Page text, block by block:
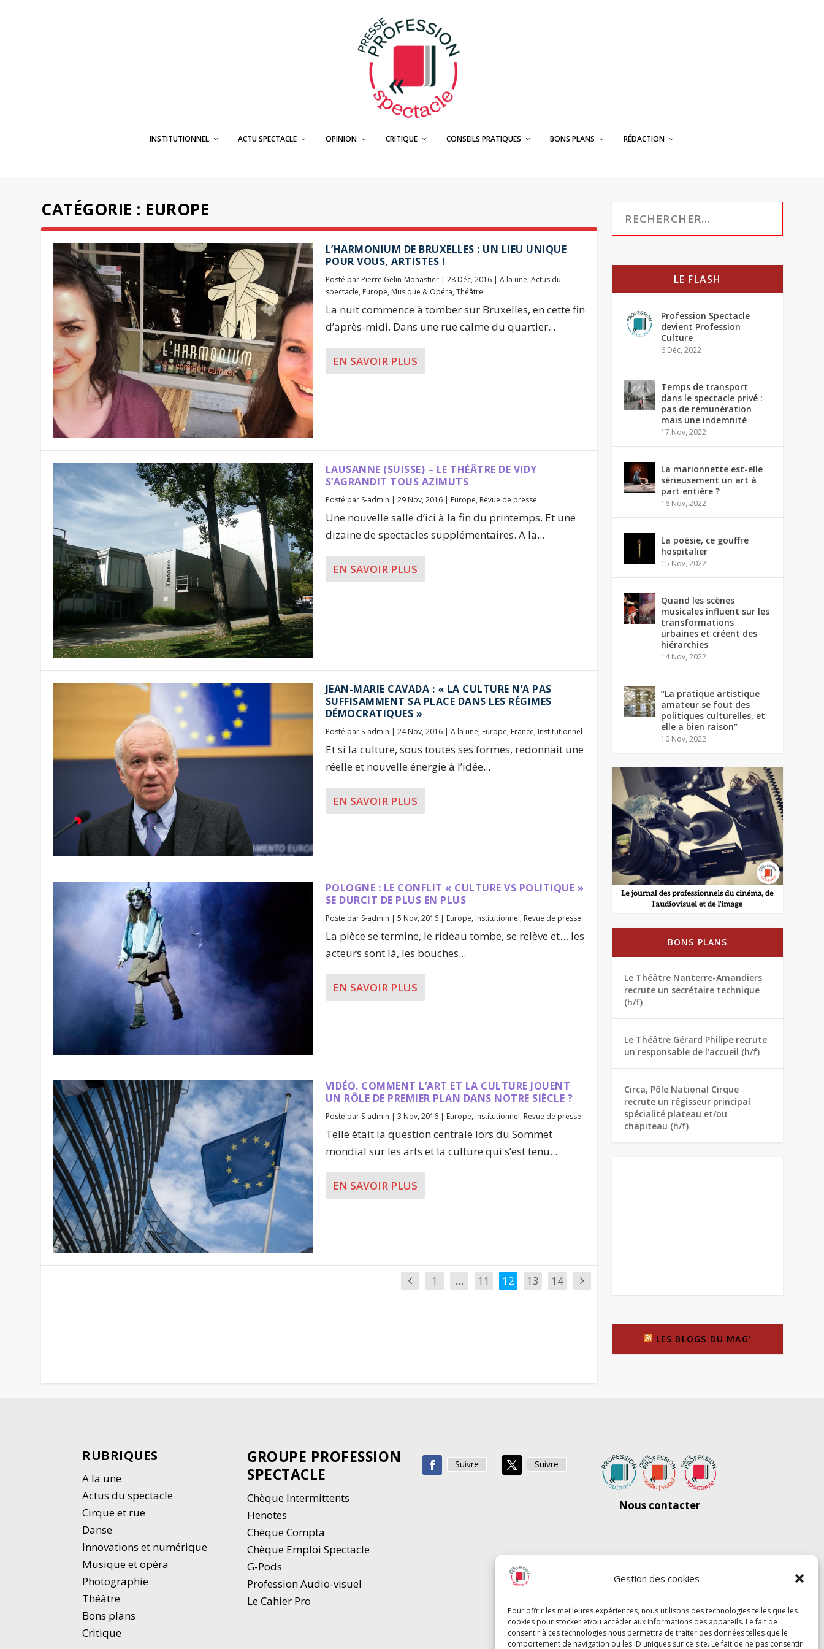
Gestion des cookies
Pour offrir les meilleures expériences, nous utilisons des technologies telles que les
cookies pour stocker et/ou accéder aux informations des appareils. Le fait de
consentir à ces technologies nous permettra de traiter des données telles que le
comportement de navigation ou les ID uniques sur ce site. Le fait de ne pas consentir
INSTITUTIONNEL ACTU SPECTACLE OPINION CRITIQUE CONSEILS PRATIQUES BONS PLANS RÉDACTION
CATÉGORIE : EUROPE
L’HARMONIUM DE BRUXELLES : UN LIEU UNIQUE
POUR VOUS, ARTISTES !
Posté par Pierre Gelin-Monastier| 28 Déc, 2016| A la une, Actus du
spectacle, Europe, Musique & Opéra, Théâtre
La nuit commence à tomber sur Bruxelles, en cette fin
d’après-midi. Dans une rue calme du quartier...
EN SAVOIR PLUS
LAUSANNE (SUISSE) – LE THÉÂTRE DE VIDY
S’AGRANDIT TOUS AZIMUTS
Posté par S-admin | 29 Nov, 2016| Europe, Revue de presse
Une nouvelle salle d’ici à la fin du printemps. Et une
dizaine de spectacles supplémentaires. A la...
EN SAVOIR PLUS
JEAN-MARIE CAVADA : « LA CULTURE N’A PAS
SUFFISAMMENT SA PLACE DANS LES RÉGIMES
DÉMOCRATIQUES »
Posté par S-admin | 24 Nov, 2016| A la une, Europe, France, Institutionnel
Et si la culture, sous toutes ses formes, redonnait une
réelle et nouvelle énergie à l’idée...
EN SAVOIR PLUS
POLOGNE : LE CONFLIT « CULTURE VS POLITIQUE »
SE DURCIT DE PLUS EN PLUS
Posté par S-admin | 5 Nov, 2016| Europe, Institutionnel, Revue de presse
La pièce se termine, le rideau tombe, se relève et… les
acteurs sont là, les bouches...
EN SAVOIR PLUS
VIDÉO. COMMENT L’ART ET LA CULTURE JOUENT
UN RÔLE DE PREMIER PLAN DANS NOTRE SIÈCLE ?
Posté par S-admin | 3 Nov, 2016| Europe, Institutionnel, Revue de presse
Telle était la question centrale lors du Sommet
mondial sur les arts et la culture qui s’est tenu...
EN SAVOIR PLUS
1 … 11 12 13 14
LE FLASH
Profession Spectacle
devient Profession
Culture
6 Déc, 2022
Temps de transport
dans le spectacle privé :
pas de rémunération
mais une indemnité
17 Nov, 2022
La marionnette est-elle
sérieusement un art à
part entière ?
16 Nov, 2022
La poésie, ce gouffre
hospitalier
15 Nov, 2022
Quand les scènes
musicales influent sur les
transformations
urbaines et créent des
hiérarchies
14 Nov, 2022
“La pratique artistique
amateur se fout des
politiques culturelles, et
elle a bien raison”
10 Nov, 2022
BONS PLANS
Le Théâtre Nanterre-Amandiers
recrute un secrétaire technique
(h/f)
Le Théâtre Gérard Philipe recrute
un responsable de l’accueil (h/f)
Circa, Pôle National Cirque
recrute un régisseur principal
spécialité plateau et/ou
chapiteau (h/f)
LES BLOGS DU MAG’
RUBRIQUES
A la une
Actus du spectacle
Cirque et rue
Danse
Innovations et numérique
Musique et opéra
Photographie
Théâtre
Bons plans
Critique
GROUPE PROFESSION
SPECTACLE
Chèque Intermittents
Henotes
Chèque Compta
Chèque Emploi Spectacle
G-Pods
Profession Audio-visuel
Le Cahier Pro
Suivre Suivre
Nous contacter